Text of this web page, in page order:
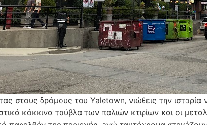
στους δρόμους του Yaletown, νιώθεις την
κόκκινα τούβλα των παλιών κτιρίων και οι